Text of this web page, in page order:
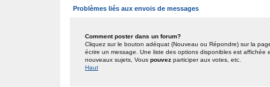
Problèmes liés aux envois de messages
Comment poster dans un forum?
Cliquez sur le bouton adéquat (Nouveau ou Répondre) sur la
écrire un message. Une liste des options disponibles est
nouveaux sujets, Vous pouvez participer aux votes, etc.
Haut